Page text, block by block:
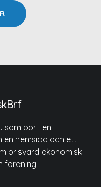
som bor i en
hemsida och ett
prisvärd ekonomisk
förening.